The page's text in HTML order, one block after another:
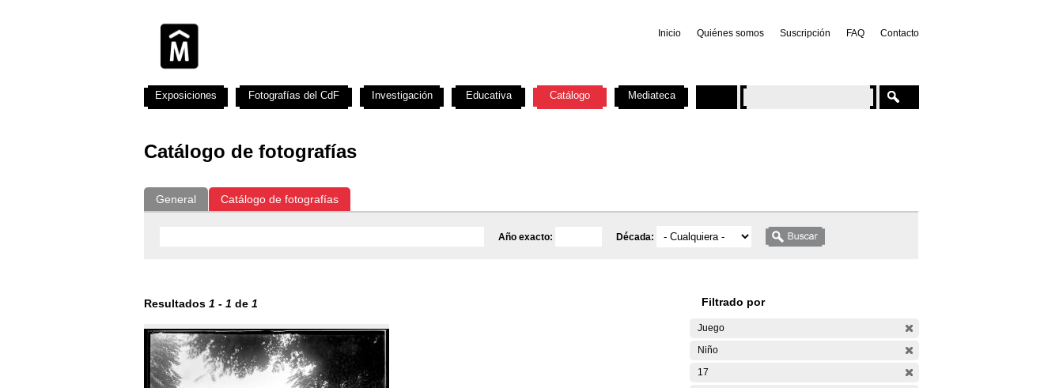
Inicio Quiénes somos Suscripción FAQ Contacto
Catálogo de fotografías
General Catálogo de fotografías
Año exacto: Década:
Resultados 1 - 1 de 1 Filtrado por
Juego
Niño
17
Exposiciones Fotografías del CdF Investigación Educativa Catálogo Mediateca